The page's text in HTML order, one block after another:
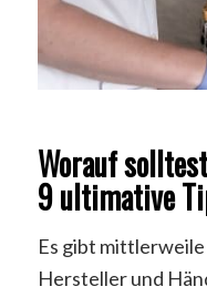
Worauf
9 ultimative
Es gibt
Hersteller und